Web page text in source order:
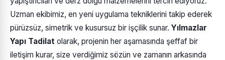
Uzman ekibimiz, en yeni uygulama tekniklerini takip ederek
pürüzsüz, simetrik ve kusursuz bir işçilik sunar. Yılmazlar
Yapı Tadilat olarak, projenin her aşamasında şeffaf bir
iletişim kurar, size verdiğimiz sözün ve zamanın arkasında